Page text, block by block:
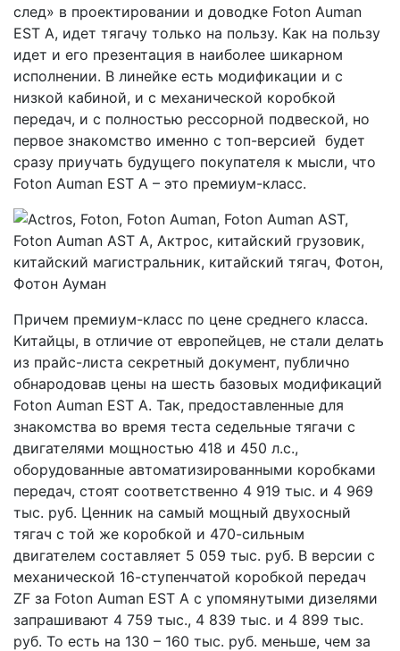
след» в проектировании и доводке Foton Auman
EST A, идет тягачу только на пользу. Как на пользу
идет и его презентация в наиболее шикарном
исполнении. В линейке есть модификации и с
низкой кабиной, и с механической коробкой
передач, и с полностью рессорной подвеской, но
первое знакомство именно с топ-версией будет
сразу приучать будущего покупателя к мысли, что
Foton Auman EST A – это премиум-класс.
Причем премиум-класс по цене среднего класса.
Китайцы, в отличие от европейцев, не стали делать
из прайс-листа секретный документ, публично
обнародовав цены на шесть базовых модификаций
Foton Auman EST A. Так, предоставленные для
знакомства во время теста седельные тягачи с
двигателями мощностью 418 и 450 л.с.,
оборудованные автоматизированными коробками
передач, стоят соответственно 4 919 тыс. и 4 969
тыс. руб. Ценник на самый мощный двухосный
тягач с той же коробкой и 470-сильным
двигателем составляет 5 059 тыс. руб. В версии с
механической 16-ступенчатой коробкой передач
ZF за Foton Auman EST A с упомянутыми дизелями
запрашивают 4 759 тыс., 4 839 тыс. и 4 899 тыс.
руб. То есть на 130 – 160 тыс. руб. меньше, чем за